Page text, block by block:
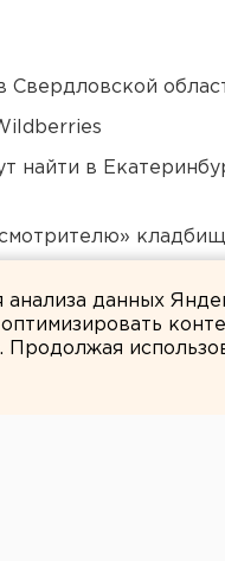
Свердловской
найти в
кладбищ
данных
Продолжая